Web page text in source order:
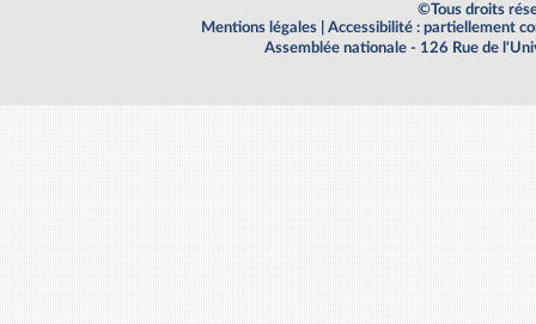
©Tous droits
Mentions légales
Accessibilité : partiellement
Assemblée nationale - 126 Rue de